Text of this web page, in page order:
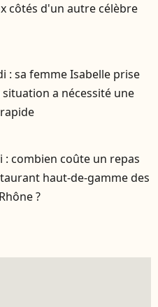
côtés d'un autre célèbre
: sa femme Isabelle prise
a nécessité une
: combien coûte un repas
haut-de-gamme des
?